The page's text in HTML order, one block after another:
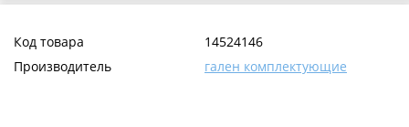
Код товара
14524146
Производитель
гален комплектующие